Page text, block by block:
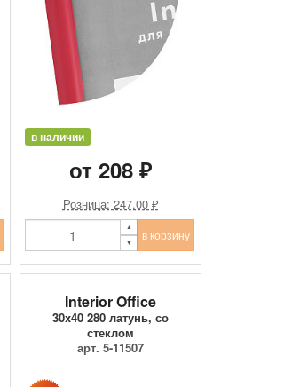
в наличии
от 208 ₽
Розница: 247.00 ₽
в корзину
Interior Office
30x40 280 латунь, со
стеклом
арт. 5-11507